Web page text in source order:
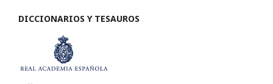
DICCIONARIOS Y TESAUROS